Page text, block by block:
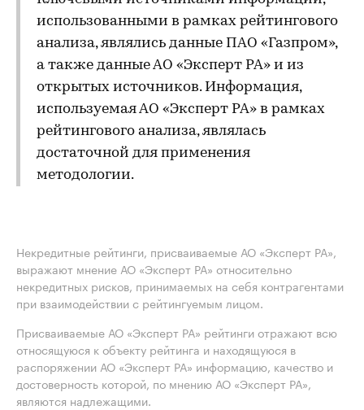
использованными в рамках рейтингового
анализа, являлись данные ПАО «Газпром»,
а также данные АО «Эксперт РА» и из
открытых источников. Информация,
используемая АО «Эксперт РА» в рамках
рейтингового анализа, являлась
достаточной для применения
методологии.
Некредитные рейтинги, присваиваемые АО «Эксперт РА»,
выражают мнение АО «Эксперт РА» относительно
некредитных рисков, принимаемых на себя контрагентами
при взаимодействии с рейтингуемым лицом.
Присваиваемые АО «Эксперт РА» рейтинги отражают всю
относящуюся к объекту рейтинга и находящуюся в
распоряжении АО «Эксперт РА» информацию, качество и
достоверность которой, по мнению АО «Эксперт РА»,
являются надлежащими.